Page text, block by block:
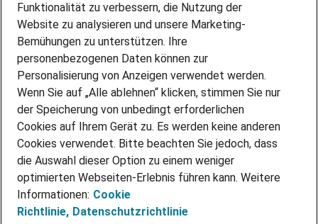
PARTNERSHIP WITH AIRBUS
INITIATIV BEWERBEN
ÜBER UNS
STANDORTE
BLOG
PRESSE
KONTAKT
@Adecco 2026
IMPRESSUM
DATENSCHUTZ
Funktionalität zu verbessern, die Nutzung der
Website zu analysieren und unsere Marketing-
Bemühungen zu unterstützen. Ihre
personenbezogenen Daten können zur
Personalisierung von Anzeigen verwendet werden.
Wenn Sie auf „Alle ablehnen“ klicken, stimmen Sie nur
der Speicherung von unbedingt erforderlichen
Cookies auf Ihrem Gerät zu. Es werden keine anderen
Cookies verwendet. Bitte beachten Sie jedoch, dass
die Auswahl dieser Option zu einem weniger
optimierten Webseiten-Erlebnis führen kann. Weitere
Informationen: Cookie
Richtlinie, Datenschutzrichtlinie